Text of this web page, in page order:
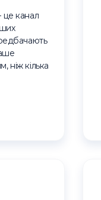
канал
ніж кілька